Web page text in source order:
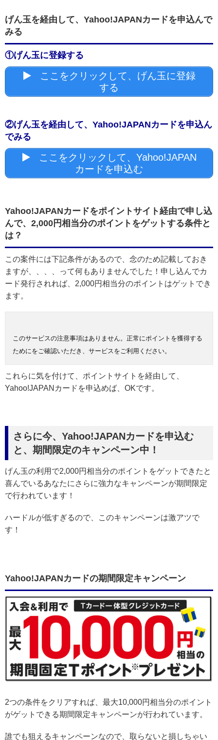
げん玉を経由して、Yahoo!JAPANカードを申込んで
みる
①げん玉に登録する
ここをクリックして、げん玉に登録
する
②げん玉を経由して、Yahoo!JAPANカードを申込ん
でみる
ここをクリックして、Yahoo!JAPAN
カードを申込む
Yahoo!JAPANカードをポイントサイト経由で申し込
んで、2,000円相当分のポイントをゲットする条件と
は？
この案件には下記条件があるので、念のため記載しておき
ますが、、、、って何もありませんでした！申し込んでカ
ード発行されれば、2,000円相当分のポイントはゲットでき
ます。
このサービスの注意事項はありません。正常にポイントを獲得する
ためにをご確認いただき、サービスをご利用ください。
これらに気を付けて、ポイントサイトを経由して、
Yahoo!JAPANカードを申込めば、OKです。
さらに今、Yahoo!JAPANカードを申込む
と、期間限定のキャンペーン中！
げん玉の利用で2,000円相当分のポイントをゲットできたと
喜んでいるあなたにさらに強力なキャンペーンが期間限定
で行われています！
ハードルが低すぎるので、このキャンペーンは激アツで
す！
Yahoo!JAPANカードの期間限定キャンペーン
2つの条件をクリアすれば、最大10,000円相当分のポイント
がゲットできる期間限定キャンペーンが行われています。
誰でも狙えるキャンペーンなので、取らないと損しちゃい